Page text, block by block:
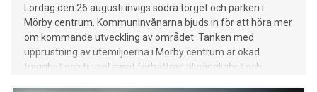
Lördag den 26 augusti invigs södra torget och parken i
Mörby centrum. Kommuninvånarna bjuds in för att höra mer
om kommande utveckling av området. Tanken med
upprustning av utemiljöerna i Mörby centrum är ökad
trygghet och trivsel samt förbättrad tillgänglighet och